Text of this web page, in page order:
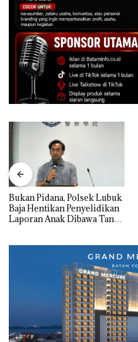
Bukan Pidana, Polsek Lubuk
Baja Hentikan Penyelidikan
Laporan Anak Dibawa Tanpa